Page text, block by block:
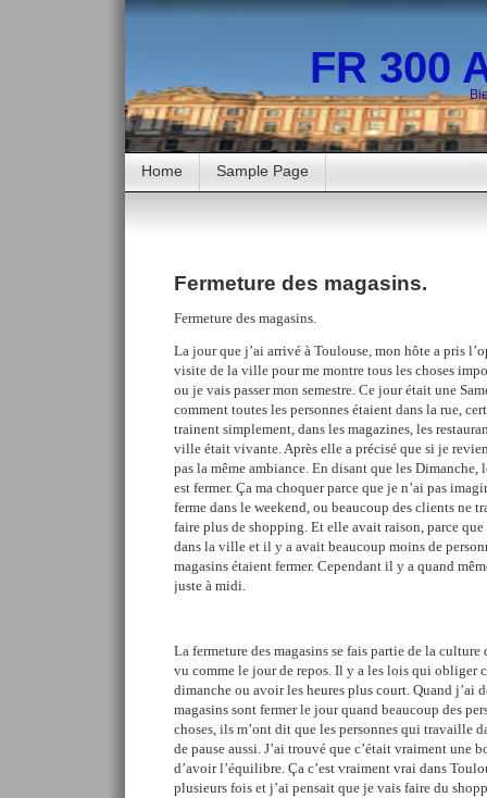
FR 300
Home Sample Page
Fermeture des magasins.
Fermeture des magasins.
La jour que j’ai arrivé à Toulouse, mon hôte a pris
visite de la ville pour me montre tous les choses
ou je vais passer mon semestre. Ce jour était une
comment toutes les personnes étaient dans la rue,
trainent simplement, dans les magazines, les
ville était vivante. Après elle a précisé que si je
pas la même ambiance. En disant que les Dimanche,
est fermer. Ça ma choquer parce que je n’ai pas
ferme dans le weekend, ou beaucoup des clients ne
faire plus de shopping. Et elle avait raison, parce
dans la ville et il y a avait beaucoup moins de
magasins étaient fermer. Cependant il y a quand
juste à midi.
La fermeture des magasins se fais partie de la culture
vu comme le jour de repos. Il y a les lois qui obliger
dimanche ou avoir les heures plus court. Quand j’ai
magasins sont fermer le jour quand beaucoup des
choses, ils m’ont dit que les personnes qui travaille
de pause aussi. J’ai trouvé que c’était vraiment une
d’avoir l’équilibre. Ça c’est vraiment vrai dans
plusieurs fois et j’ai pensait que je vais faire du